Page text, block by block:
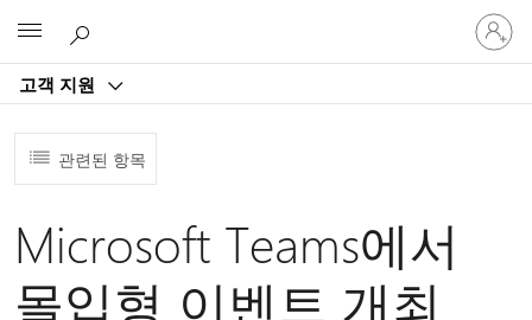
고객 지원
귀
하
계
관련된 항목
Microsoft Teams에서
몰입형 이벤트 개최